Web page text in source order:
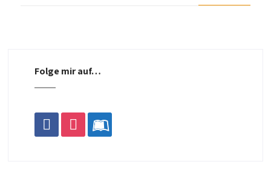
Folge mir auf…
facebookinstagramleanpub